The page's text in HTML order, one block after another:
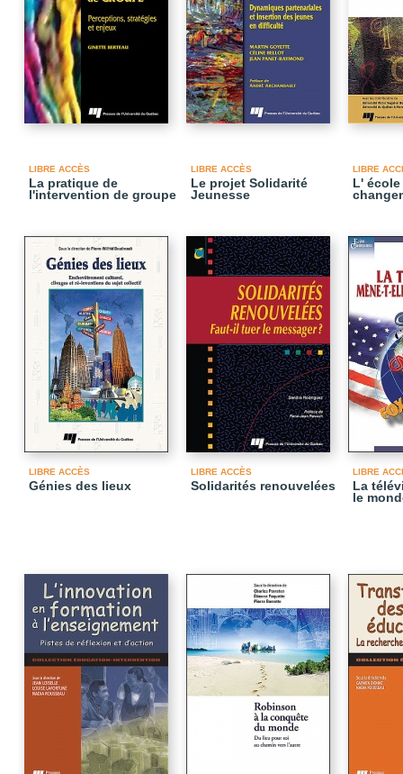
LIBRE ACCÈS
La pratique de
l'intervention de groupe
LIBRE ACCÈS
Le projet Solidarité
Jeunesse
LIBRE
L'
LIBRE ACCÈS
Génies des lieux
LIBRE ACCÈS
Solidarités renouvelées
LIBRE
La
le